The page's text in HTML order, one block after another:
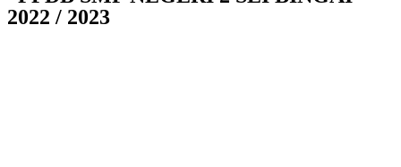
2022 / 2023